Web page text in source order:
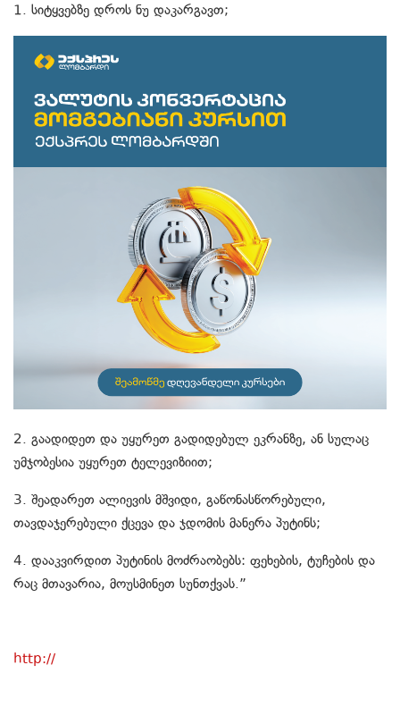
1. სიტყვებზე დროს ნუ დაკარგავთ;
2. გაადიდეთ და უყურეთ გადიდებულ ეკრანზე, ან სულაც
უმჯობესია უყურეთ ტელევიზიით;
3. შეადარეთ ალიევის მშვიდი, გაწონასწორებული,
თავდაჯერებული ქცევა და ჯდომის მანერა პუტინს;
4. დააკვირდით პუტინის მოძრაობებს: ფეხების, ტუჩების და
რაც მთავარია, მოუსმინეთ სუნთქვას.”
http://